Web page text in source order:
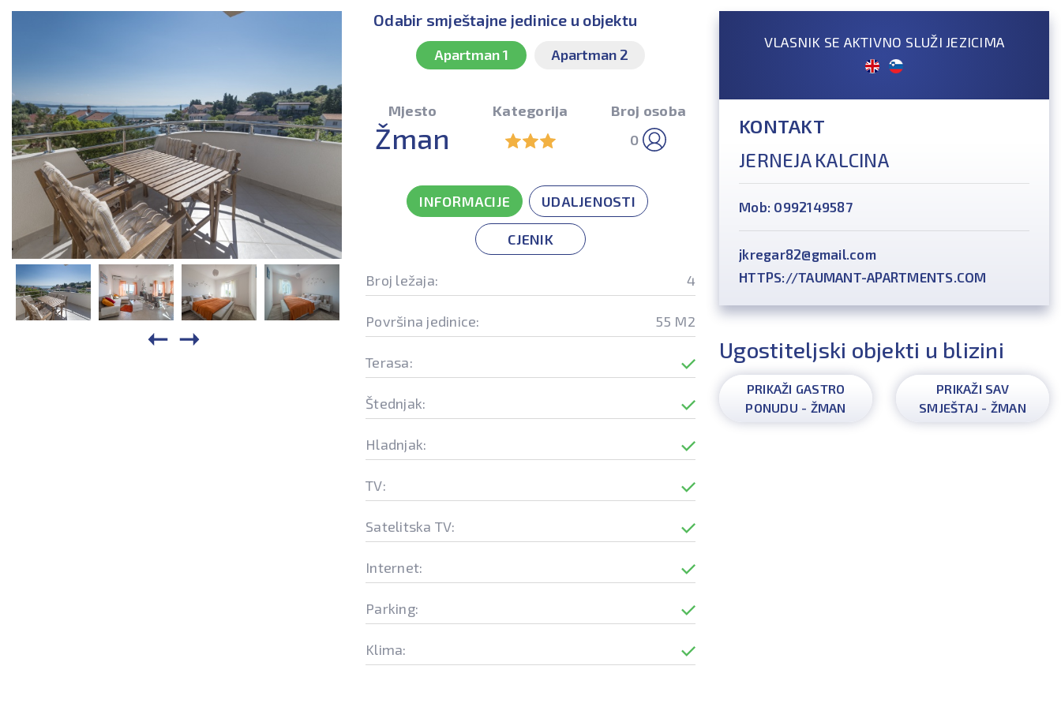
Odabir smještajne jedinice u objektu
Apartman 1 Apartman 2
Mjesto
Žman
Kategorija
Broj osoba
0
INFORMACIJE UDALJENOSTI
CJENIK
Broj ležaja: 4
Površina jedinice: 55 M2
Terasa:
Štednjak:
Hladnjak:
TV:
Satelitska TV:
Internet:
Parking:
Klima:
VLASNIK SE AKTIVNO SLUŽI JEZICIMA
KONTAKT
JERNEJA KALCINA
Mob: 0992149587
jkregar82@gmail.com
HTTPS://TAUMANT-APARTMENTS.COM
Ugostiteljski objekti u blizini
PRIKAŽI GASTRO
PONUDU - ŽMAN
PRIKAŽI SAV
SMJEŠTAJ - ŽMAN